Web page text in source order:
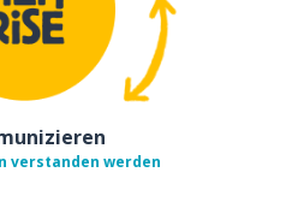
verstanden werden